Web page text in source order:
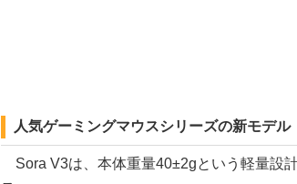
人気ゲーミングマウスシリーズの新モデル
Sora V3は、本体重量40±2gという軽量設